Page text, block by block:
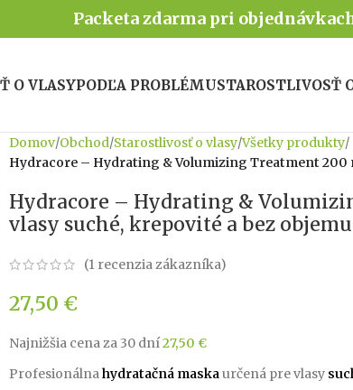
Packeta zdarma pri
O VLASYPODĽA PROBLÉMUSTAROSTLIVOSŤ
Domov/Obchod/Starostlivosť o vlasy/Všetky produkty/
Hydracore – Hydrating & Volumizing Treatment 200
Hydracore – Hydrating &
vlasy suché, krepovité a bez objemu
(1 recenzia zákazníka)
27,50 €
Najnižšia cena za 30 dní27,50 €
Profesionálnahydratačná maskaurčená pre vlasy